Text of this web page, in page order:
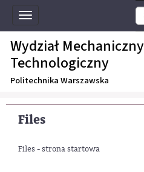
Toggle
navigation
Wydział Mechaniczny
Technologiczny
Politechnika Warszawska
Files
Files - strona startowa